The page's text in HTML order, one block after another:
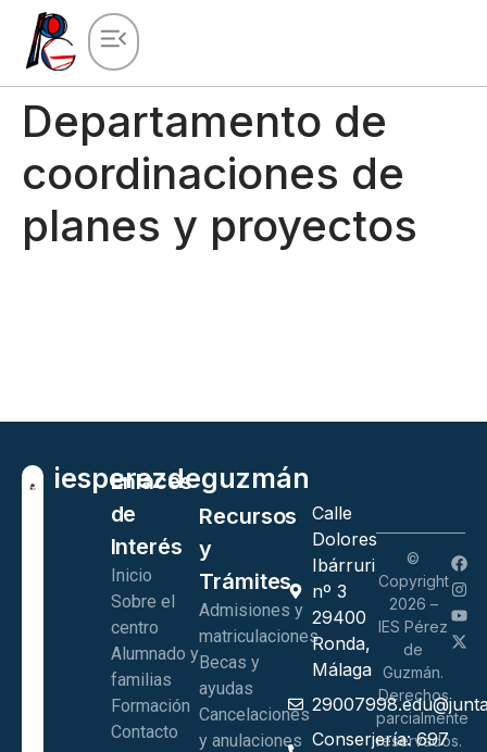
Departamento de
coordinaciones de
planes y proyectos
iesperezdeguzmán
Enlaces
de
Interés
Inicio
Sobre el
centro
Alumnado y
familias
Formación
Contacto
Recursos
y
Trámites
Admisiones y
matriculaciones
Becas y
ayudas
Cancelaciones
y anulaciones
Calle
Dolores
Ibárruri
nº 3
29400
Ronda,
Málaga
Conserjería: 697
©
Copyright
2026 –
IES Pérez
de
Guzmán.
Derechos
parcialmente
reservados.